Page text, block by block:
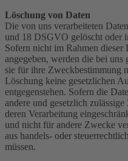
Löschung von Daten
Die von uns verarbeiteten
und 18 DSGVO gelöscht oder
Sofern nicht im Rahmen dieser
angegeben, werden die bei uns
sie für ihre Zweckbestimmung
Löschung keine gesetzlichen
entgegenstehen. Sofern die
andere und gesetzlich
deren Verarbeitung
und nicht für andere Zwecke
aus handels- oder
müssen.